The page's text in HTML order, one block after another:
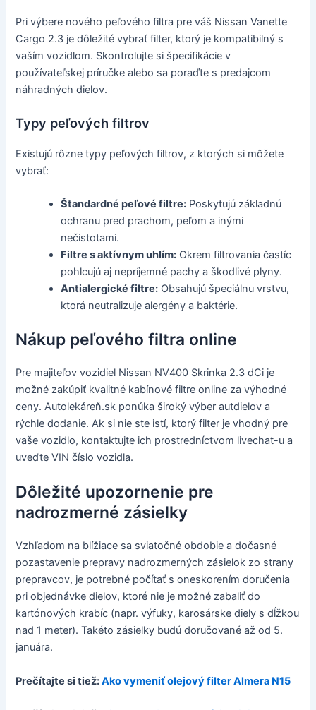
Pri výbere nového peľového filtra pre váš Nissan Vanette
Cargo 2.3 je dôležité vybrať filter, ktorý je kompatibilný s
vaším vozidlom. Skontrolujte si špecifikácie v
používateľskej príručke alebo sa poraďte s predajcom
náhradných dielov.
Typy peľových filtrov
Existujú rôzne typy peľových filtrov, z ktorých si môžete
vybrať:
Štandardné peľové filtre: Poskytujú základnú
ochranu pred prachom, peľom a inými
nečistotami.
Filtre s aktívnym uhlím: Okrem filtrovania častíc
pohlcujú aj nepríjemné pachy a škodlivé plyny.
Antialergické filtre: Obsahujú špeciálnu vrstvu,
ktorá neutralizuje alergény a baktérie.
Nákup peľového filtra online
Pre majiteľov vozidiel Nissan NV400 Skrinka 2.3 dCi je
možné zakúpiť kvalitné kabínové filtre online za výhodné
ceny. Autolekáreň.sk ponúka široký výber autdielov a
rýchle dodanie. Ak si nie ste istí, ktorý filter je vhodný pre
vaše vozidlo, kontaktujte ich prostredníctvom livechat-u a
uveďte VIN číslo vozidla.
Dôležité upozornenie pre
nadrozmerné zásielky
Vzhľadom na blížiace sa sviatočné obdobie a dočasné
pozastavenie prepravy nadrozmerných zásielok zo strany
prepravcov, je potrebné počítať s oneskorením doručenia
pri objednávke dielov, ktoré nie je možné zabaliť do
kartónových krabíc (napr. výfuky, karosárske diely s dĺžkou
nad 1 meter). Takéto zásielky budú doručované až od 5.
januára.
Prečítajte si tiež:Ako vymeniť olejový filter Almera N15